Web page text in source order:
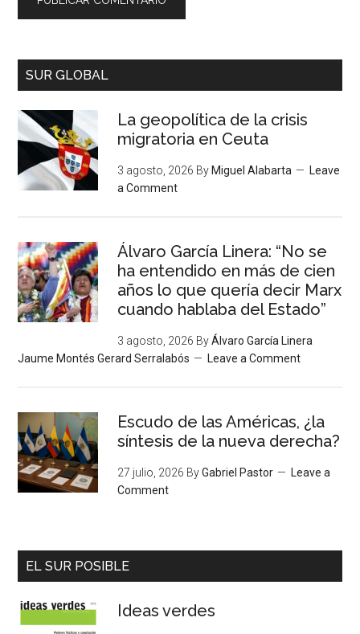
SUR GLOBAL
La geopolítica de la crisis
migratoria en Ceuta
3 agosto, 2026 By Miguel Alabarta
Leave
a Comment
Álvaro García Linera: “No se
ha entendido en más de cien
años lo que quería decir Marx
cuando hablaba del Estado”
3 agosto, 2026 ByÁlvaro García Linera
Jaume Montés Gerard Serralabós
Leave a Comment
Escudo de las Américas, ¿la
síntesis de la nueva derecha?
27 julio, 2026 ByGabriel Pastor
Leave a
Comment
EL SUR POSIBLE
Ideas verdes